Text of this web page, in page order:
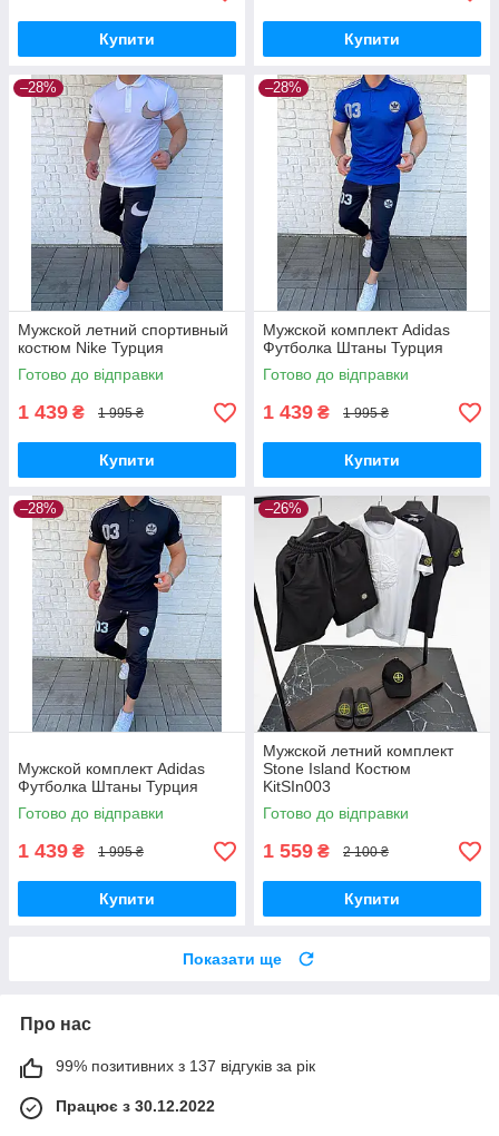
Купити Купити
–28%
Мужской летний спортивный
костюм Nike Турция
Готово до відправки
1 439 ₴ 1 995 ₴
Купити
–28%
Мужской комплект Adidas
Футболка Штаны Турция
Готово до відправки
1 439 ₴ 1 995 ₴
Купити
–28%
Мужской комплект Adidas
Футболка Штаны Турция
Готово до відправки
1 439 ₴ 1 995 ₴
Купити
–26%
Мужской летний комплект
Stone Island Костюм
KitSIn003
Готово до відправки
1 559 ₴ 2 100 ₴
Купити
Показати ще
Про нас
99% позитивних з 137 відгуків за рік
Працює з 30.12.2022